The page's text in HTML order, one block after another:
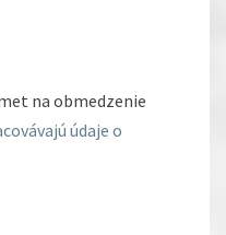
na obmedzenie
údaje o